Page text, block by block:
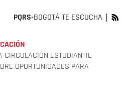
PQRS-BOGOTÁ TE ESCUCHA
CIRCULACIÓN ESTUDIANTIL
OPORTUNIDADES PARA